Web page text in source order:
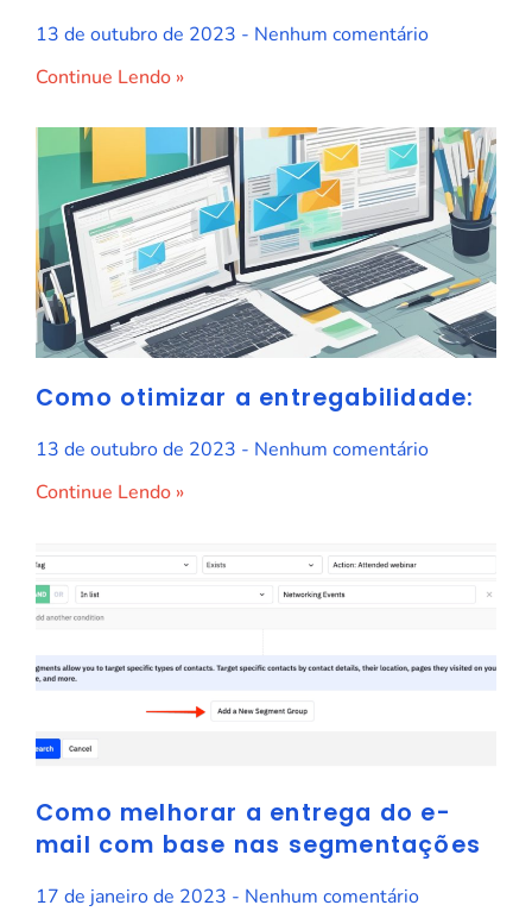
13 de outubro de 2023
Nenhum comentário
Continue Lendo »
Como otimizar a entregabilidade:
13 de outubro de 2023
Nenhum comentário
Continue Lendo »
Como melhorar a entrega do e-
mail com base nas segmentações
17 de janeiro de 2023
Nenhum comentário